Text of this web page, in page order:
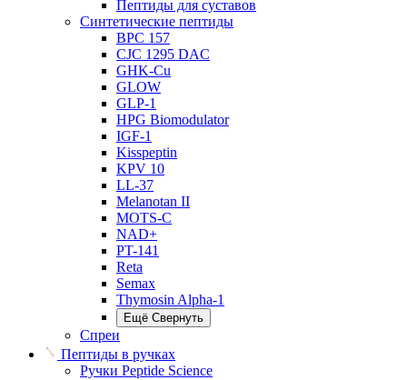
Пептиды для суставов
Синтетические пептиды
BPC 157
CJC 1295 DAC
GHK-Cu
GLOW
GLP-1
HPG Biomodulator
IGF-1
Kisspeptin
KPV 10
LL-37
Melanotan II
MOTS-C
NAD+
PT-141
Reta
Semax
Thymosin Alpha-1
Ещё Свернуть
Спреи
Пептиды в ручках
Ручки Peptide Science